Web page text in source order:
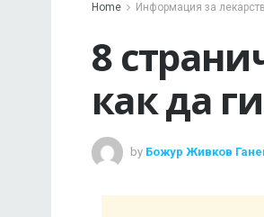
Home Информация за
8
как да
by Божур Живков